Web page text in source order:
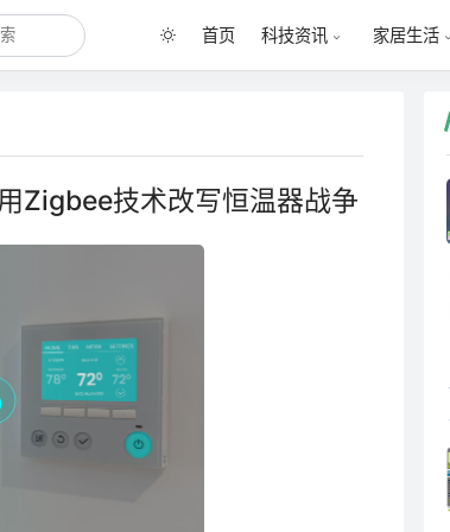
首页 科技资讯 家居生活
Zigbee技术改写恒温器战争